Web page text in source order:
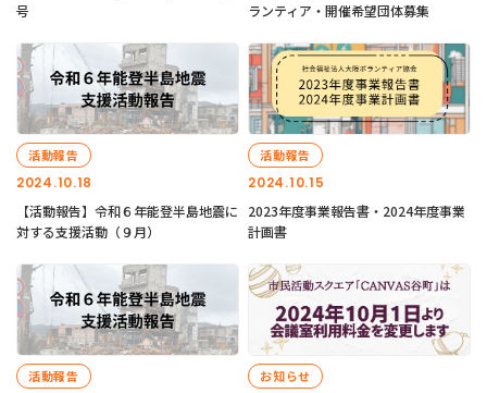
号
ランティア・開催希望団体募集
2024.10.18
活動報告
【活動報告】令和６年能登半島地震に
対する支援活動（９月）
2024.10.15
活動報告
2023年度事業報告書・2024年度事業
計画書
活動報告 お知らせ